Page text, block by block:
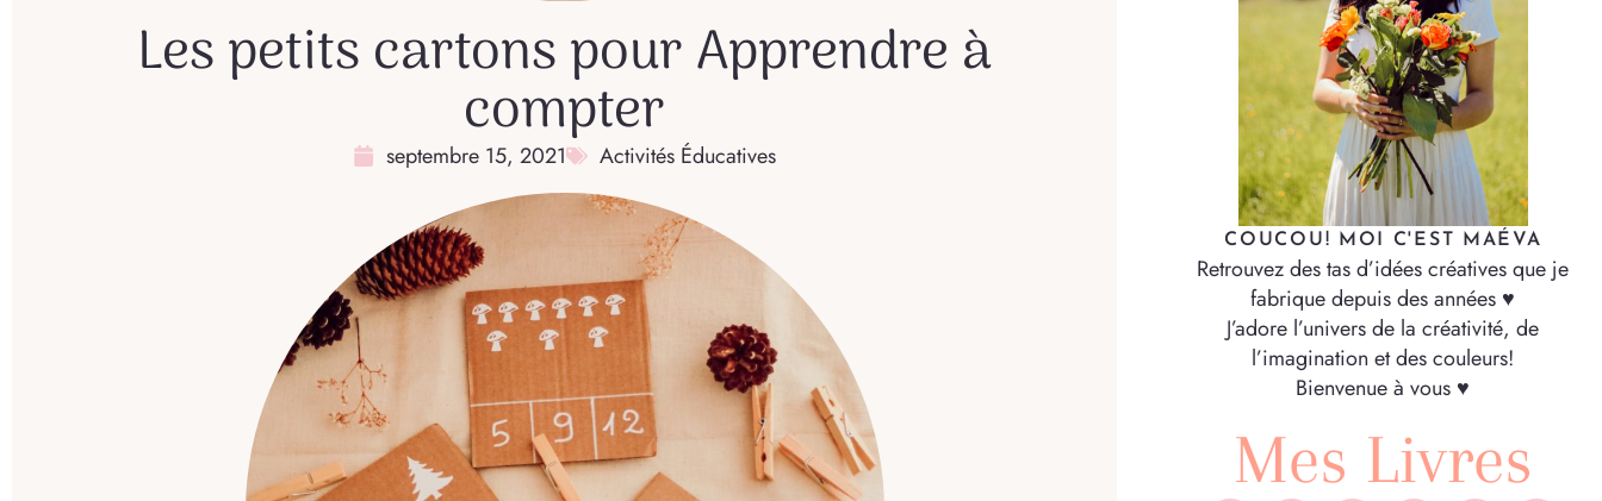
Les petits cartons pour Apprendre à
compter
septembre 15, 2021 Activités Éducatives
COUCOU! MOI C'EST MAÉVA
Retrouvez des tas d’idées créatives que je
fabrique depuis des années ♥
J’adore l’univers de la créativité, de
l’imagination et des couleurs!
Bienvenue à vous ♥
Mes Livres